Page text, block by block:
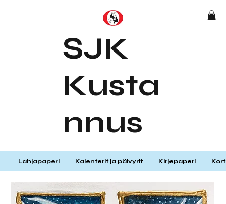
SJK
Kusta
nnus
Lahjapaperi Kalenterit ja päivyrit Kirjepaperi